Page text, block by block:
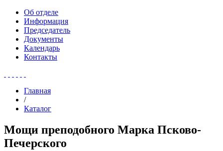
Об отделе
Информация
Председатель
Документы
Календарь
Контакты
Главная
/
Каталог
Мощи преподобного Марка Псково-
Печерского